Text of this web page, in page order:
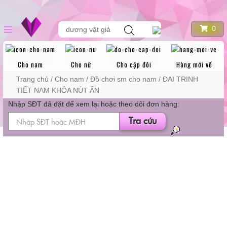
to
content
0
kiếm
sản
phẩm
dương vật giả
Cho nam Cho nữ Cho cặp đôi Hàng mới về
Trang chủ / Cho nam / Đồ chơi sm cho nam / ĐAI TRINH
TIẾT NAM KHÓA NÚT ẤN
Nhập SĐT đã đặt để xem lại hoặc theo dõi đơn hàng:
Tra cứu